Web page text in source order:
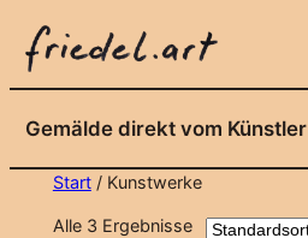
Zum
Inhalt
springen
Gemälde direkt vom Künstler
Start/ Kunstwerke
Alle 3 Ergebnisse